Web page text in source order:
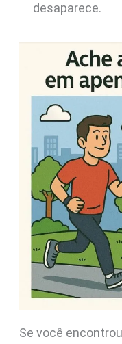
desaparece.
Se você